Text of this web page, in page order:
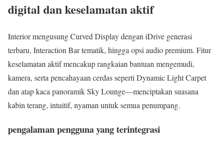
digital dan keselamatan aktif
Interior mengusung Curved Display dengan iDrive generasi
terbaru, Interaction Bar tematik, hingga opsi audio premium. Fitur
keselamatan aktif mencakup rangkaian bantuan mengemudi,
kamera, serta pencahayaan cerdas seperti Dynamic Light Carpet
dan atap kaca panoramik Sky Lounge—menciptakan suasana
kabin terang, intuitif, nyaman untuk semua penumpang.
pengalaman pengguna yang terintegrasi